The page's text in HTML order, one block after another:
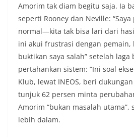
Amorim tak diam begitu saja. Ia
seperti Rooney dan Neville:
normal—kita tak bisa lari dari
ini akui frustrasi dengan pemain,
buktikan saya salah” setelah laga
pertahankan sistem: “Ini soal
Klub, lewat INEOS, beri
tunjuk 62 persen minta
Amorim “bukan masalah
lebih dalam.